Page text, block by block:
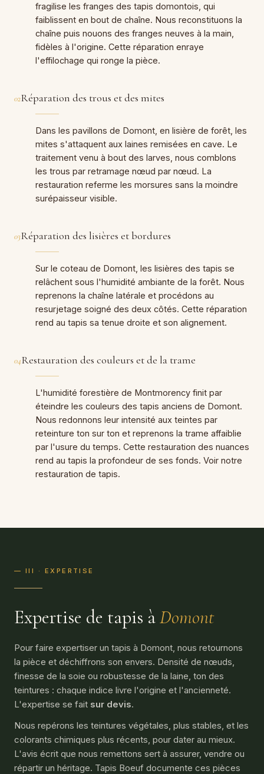
fragilise les franges des tapis domontois, qui
faiblissent en bout de chaîne. Nous reconstituons la
chaîne puis nouons des franges neuves à la main,
fidèles à l'origine. Cette réparation enraye
l'effilochage qui ronge la pièce.
02Réparation des trous et des mites
Dans les pavillons de Domont, en lisière de forêt, les
mites s'attaquent aux laines remisées en cave. Le
traitement venu à bout des larves, nous comblons
les trous par retramage nœud par nœud. La
restauration referme les morsures sans la moindre
surépaisseur visible.
03Réparation des lisières et bordures
Sur le coteau de Domont, les lisières des tapis se
relâchent sous l'humidité ambiante de la forêt. Nous
reprenons la chaîne latérale et procédons au
resurjetage soigné des deux côtés. Cette réparation
rend au tapis sa tenue droite et son alignement.
04Restauration des couleurs et de la trame
L'humidité forestière de Montmorency finit par
éteindre les couleurs des tapis anciens de Domont.
Nous redonnons leur intensité aux teintes par
reteinture ton sur ton et reprenons la trame affaiblie
par l'usure du temps. Cette restauration des nuances
rend au tapis la profondeur de ses fonds. Voir notre
restauration de tapis.
— III · EXPERTISE
Expertise de tapis àDomont
Pour faire expertiser un tapis à Domont, nous retournons
la pièce et déchiffrons son envers. Densité de nœuds,
finesse de la soie ou robustesse de la laine, ton des
teintures : chaque indice livre l'origine et l'ancienneté.
L'expertise se fait sur devis.
Nous repérons les teintures végétales, plus stables, et les
colorants chimiques plus récents, pour dater au mieux.
L'avis écrit que nous remettons sert à assurer, vendre ou
répartir un héritage. Tapis Boeuf documente ces pièces